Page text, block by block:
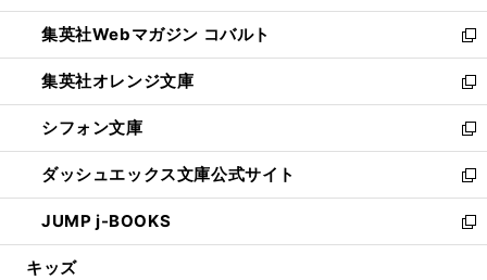
開
く
ウ
で
開
く
ン
ド
ウ
で
開
く
ウ
ィ
ン
ド
ウ
で
開
く
集英社Webマガジン コバルト
新
し
い
ウ
ィ
ン
ド
ウ
で
開
集英社オレンジ文庫
新
し
い
ウ
ィ
ン
ド
ウ
シフォン文庫
新
し
い
ウ
ィ
ン
ダッシュエックス文庫公式サイト
新
し
い
ウ
JUMP j-BOOKS
新
し
キッズ